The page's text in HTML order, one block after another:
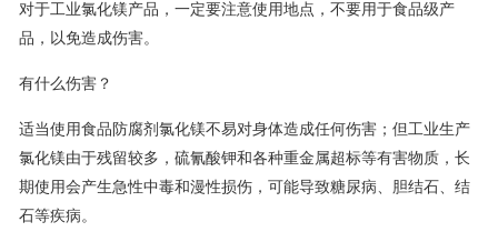
对于工业氯化镁产品，一定要注意使用地点，不要用于食品级产
品，以免造成伤害。
有什么伤害？
适当使用食品防腐剂氯化镁不易对身体造成任何伤害；但工业生产
氯化镁由于残留较多，硫氰酸钾和各种重金属超标等有害物质，长
期使用会产生急性中毒和漫性损伤，可能导致糖尿病、胆结石、结
石等疾病。